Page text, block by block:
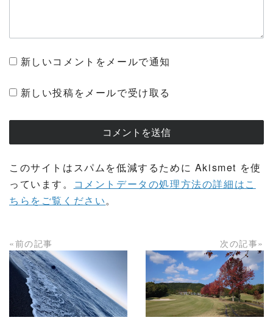
新しいコメントをメールで通知
新しい投稿をメールで受け取る
このサイトはスパムを低減するために Akismet を使
っています。
コメントデータの処理方法の詳細はこ
ちらをご覧ください。
«前の記事
READ MORE
次の記事»
READ MORE